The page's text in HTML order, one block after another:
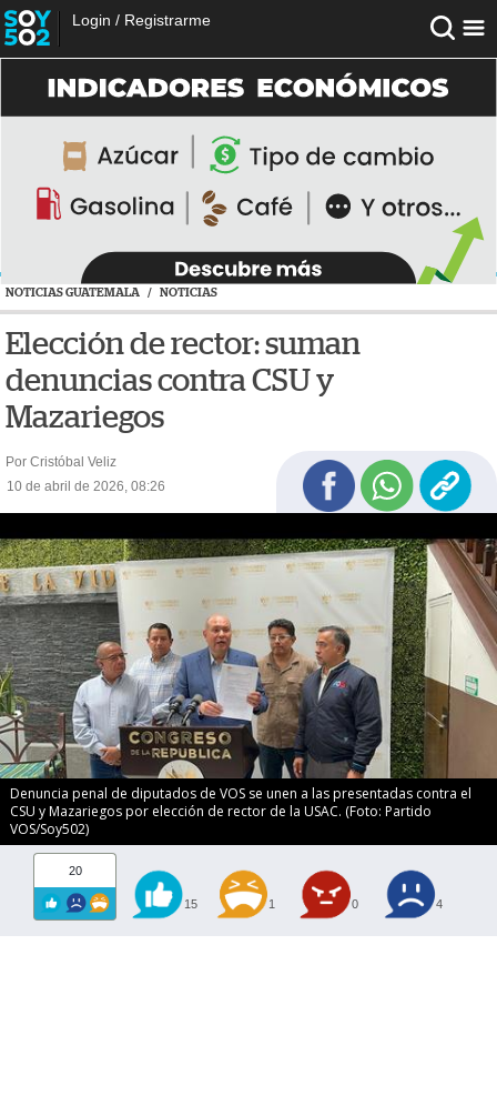
Login / Registrarme
NOTICIAS GUATEMALA / NOTICIAS
Elección de rector: suman
denuncias contra CSU y
Mazariegos
Por Cristóbal Veliz
10 de abril de 2026, 08:26
Denuncia penal de diputados de VOS se unen a las presentadas contra el
CSU y Mazariegos por elección de rector de la USAC. (Foto: Partido
VOS/Soy502)
20
15 1 0 4